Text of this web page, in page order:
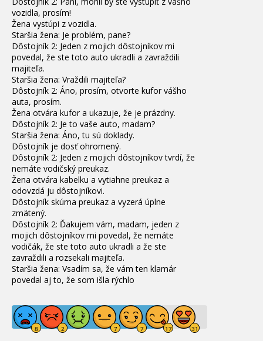
vozidla, prosím!
Žena vystúpi z vozidla.
Staršia žena: Je problém, pane?
Dôstojník 2: Jeden z mojich dôstojníkov mi
povedal, že ste toto auto ukradli a zavraždili
majiteľa.
Staršia žena: Vraždili majiteľa?
Dôstojník 2: Áno, prosím, otvorte kufor vášho
auta, prosím.
Žena otvára kufor a ukazuje, že je prázdny.
Dôstojník 2: Je to vaše auto, madam?
Staršia žena: Áno, tu sú doklady.
Dôstojník je dosť ohromený.
Dôstojník 2: Jeden z mojich dôstojníkov tvrdí, že
nemáte vodičský preukaz.
Žena otvára kabelku a vytiahne preukaz a
odovzdá ju dôstojníkovi.
Dôstojník skúma preukaz a vyzerá úplne
zmätený.
Dôstojník 2: Ďakujem vám, madam, jeden z
mojich dôstojníkov mi povedal, že nemáte
vodičák, že ste toto auto ukradli a že ste
zavraždili a rozsekali majiteľa.
Staršia žena: Vsadím sa, že vám ten klamár
povedal aj to, že som išla rýchlo